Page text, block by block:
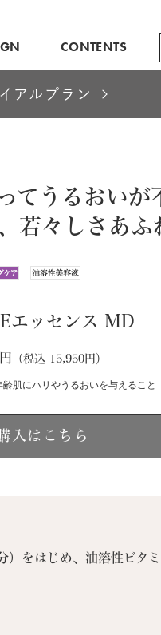
CONTENTS
アルプラン
てうるおいが
若々しさあふ
エッセンス MD
（税込 15,950円）
肌にハリやうるおいを与えること
入はこちら
）をはじめ、油溶性ビタ